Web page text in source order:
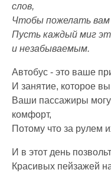
слов,
Чтобы пожелать вам
Пусть каждый миг
и незабываемым.
Автобус - это ваше
И занятие, которое
Ваши пассажиры
комфорт,
Потому что за рулем
И в этот день
Красивых пейзажей